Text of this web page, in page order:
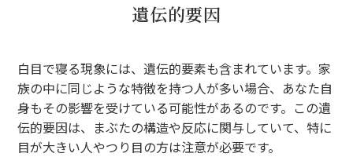
遺伝的要因
白目で寝る現象には、遺伝的要素も含まれています。家
族の中に同じような特徴を持つ人が多い場合、あなた自
身もその影響を受けている可能性があるのです。この遺
伝的要因は、まぶたの構造や反応に関与していて、特に
目が大きい人やつり目の方は注意が必要です。